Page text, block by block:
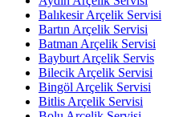
Balıkesir Arçelik Servisi
Bartın Arçelik Servisi
Batman Arçelik Servisi
Bayburt Arçelik Servis
Bilecik Arçelik Servisi
Bingöl Arçelik Servisi
Bitlis Arçelik Servisi